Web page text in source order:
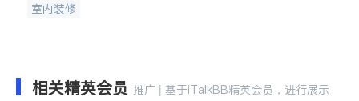
室内装修
相关精英会员 推广 | 基于iTalkBB精英会员，进行展示